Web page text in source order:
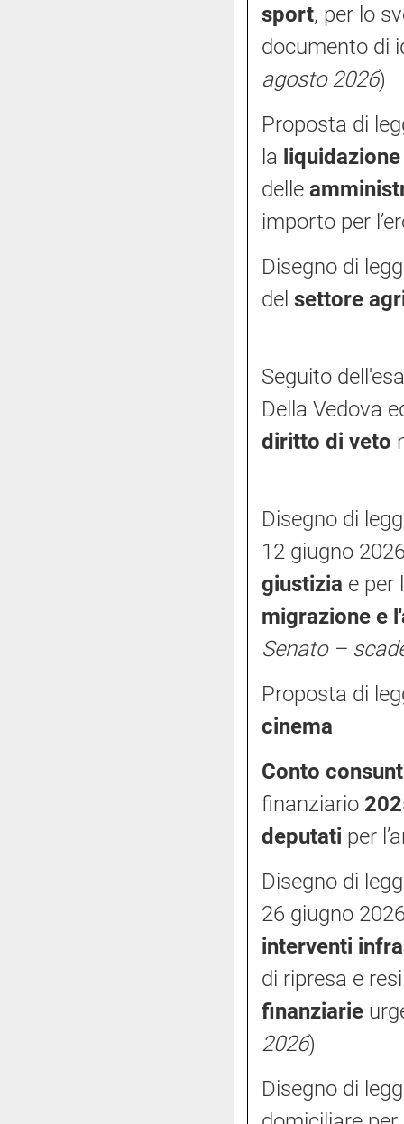
sport, per lo
documento di
agosto 2026)
Proposta di
la
delle
importo per
Disegno di
del settore
Seguito
Della Vedova
diritto di veto
Disegno di
12 giugno
giustizia e per
migrazione e
Senato –
Proposta di
cinema
Conto
finanziario
deputati per
Disegno di
26 giugno
interventi
di ripresa e
finanziarie
2026)
Disegno di